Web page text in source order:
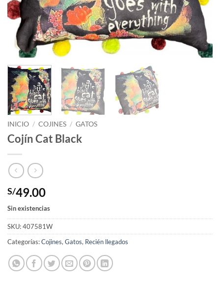
INICIO / COJINES / GATOS
Cojín Cat Black
S/49.00
Sin existencias
SKU:407581W
Categorías:Cojines, Gatos, Recién llegados